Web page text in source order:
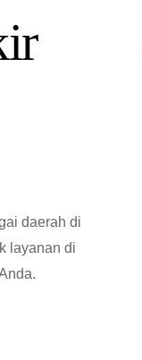
daerah di
layanan di